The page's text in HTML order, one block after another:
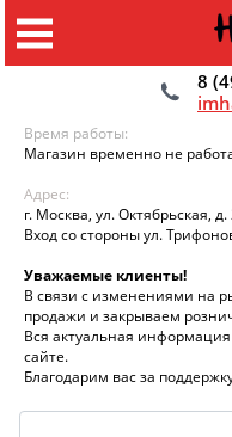
8
Время работы:
Магазин временно не
Адрес:
г. Москва, ул. Октябрьская, д.
Вход со стороны ул.
Уважаемые клиенты!
В связи с изменениями на
продажи и закрываем
Вся актуальная
сайте.
Благодарим вас за